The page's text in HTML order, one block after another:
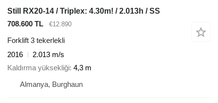
Still RX20-14 / Triplex: 4.30m! / 2.013h / SS
708.600 TL
€12.890
Forklift 3 tekerlekli
2016
2.013 m/s
Kaldırma yüksekliği 4,3 m
Almanya, Burghaun